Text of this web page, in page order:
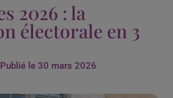
2026 : la
électorale en 3
Publié le30 mars 2026